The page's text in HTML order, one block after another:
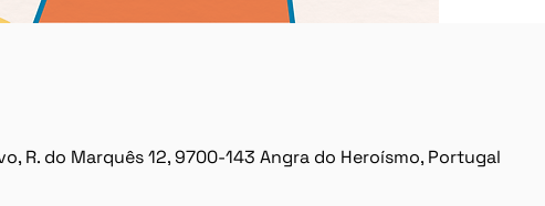
R. do Marquês 12, 9700-143 Angra do Heroísmo, Portugal